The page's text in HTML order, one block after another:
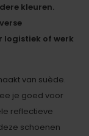
kleuren.
logistiek of werk
van suède.
je goed voor
reflectieve
schoenen